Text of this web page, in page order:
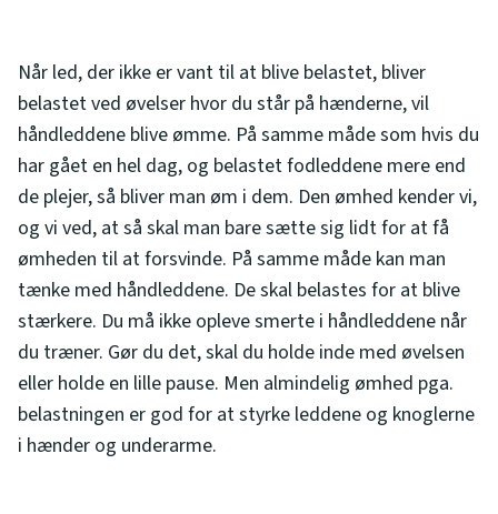
Når led, der ikke er vant til at blive belastet, bliver
belastet ved øvelser hvor du står på hænderne, vil
håndleddene blive ømme. På samme måde som hvis du
har gået en hel dag, og belastet fodleddene mere end
de plejer, så bliver man øm i dem. Den ømhed kender vi,
og vi ved, at så skal man bare sætte sig lidt for at få
ømheden til at forsvinde. På samme måde kan man
tænke med håndleddene. De skal belastes for at blive
stærkere. Du må ikke opleve smerte i håndleddene når
du træner. Gør du det, skal du holde inde med øvelsen
eller holde en lille pause. Men almindelig ømhed pga.
belastningen er god for at styrke leddene og knoglerne
i hænder og underarme.